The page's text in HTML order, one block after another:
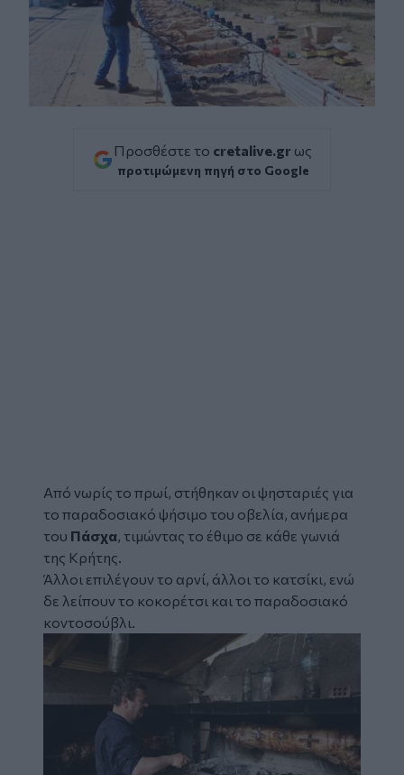
Προσθέστε το cretalive.gr ως
προτιμώμενη πηγή στο Google
Από νωρίς το πρωί, στήθηκαν οι ψησταριές για
το παραδοσιακό ψήσιμο του οβελία, ανήμερα
του Πάσχα, τιμώντας το έθιμο σε κάθε γωνιά
της Κρήτης.
Άλλοι επιλέγουν το αρνί, άλλοι το κατσίκι, ενώ
δε λείπουν το κοκορέτσι και το παραδοσιακό
κοντοσούβλι.